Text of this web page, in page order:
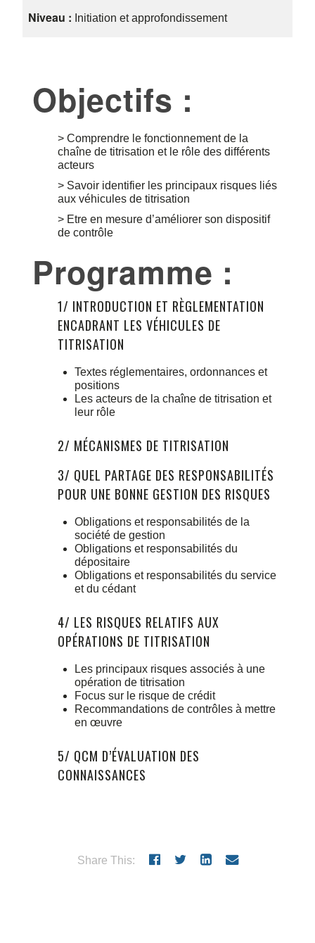
Niveau : Initiation et approfondissement
Objectifs :
> Comprendre le fonctionnement de la
chaîne de titrisation et le rôle des différents
acteurs
> Savoir identifier les principaux risques liés
aux véhicules de titrisation
> Etre en mesure d’améliorer son dispositif
de contrôle
Programme :
1/ INTRODUCTION ET RÈGLEMENTATION
ENCADRANT LES VÉHICULES DE
TITRISATION
Textes réglementaires, ordonnances et
positions
Les acteurs de la chaîne de titrisation et
leur rôle
2/ MÉCANISMES DE TITRISATION
3/ QUEL PARTAGE DES RESPONSABILITÉS
POUR UNE BONNE GESTION DES RISQUES
Obligations et responsabilités de la
société de gestion
Obligations et responsabilités du
dépositaire
Obligations et responsabilités du service
et du cédant
4/ LES RISQUES RELATIFS AUX
OPÉRATIONS DE TITRISATION
Les principaux risques associés à une
opération de titrisation
Focus sur le risque de crédit
Recommandations de contrôles à mettre
en œuvre
5/ QCM D’ÉVALUATION DES
CONNAISSANCES
Share This: